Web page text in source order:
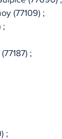
(77109) ;
;
;
;